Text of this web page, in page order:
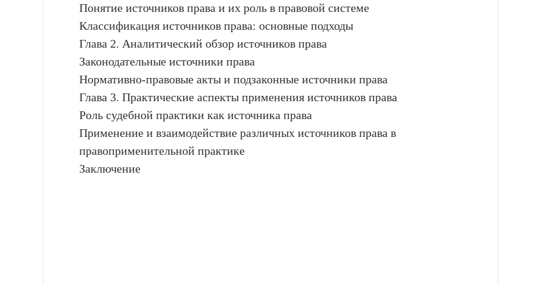
Понятие источников права и их роль в правовой системе
Классификация источников права: основные подходы
Глава 2. Аналитический обзор источников права
Законодательные источники права
Нормативно-правовые акты и подзаконные источники права
Глава 3. Практические аспекты применения источников права
Роль судебной практики как источника права
Применение и взаимодействие различных источников права в
правоприменительной практике
Заключение